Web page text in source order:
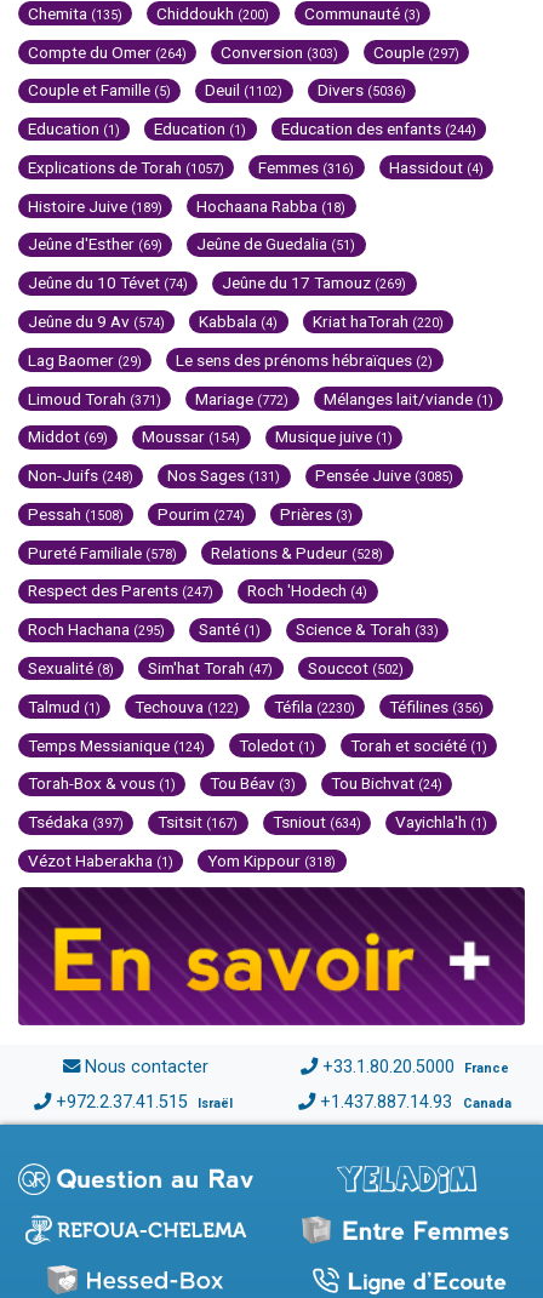
Chemita (135) Chiddoukh (200) Communauté (3)
Compte du Omer (264) Conversion (303) Couple (297)
Couple et Famille (5) Deuil (1102) Divers (5036)
Education (1) Education (1) Education des enfants (244)
Explications de Torah (1057) Femmes (316) Hassidout (4)
Histoire Juive (189) Hochaana Rabba (18)
Jeûne d'Esther (69) Jeûne de Guedalia (51)
Jeûne du 10 Tévet (74) Jeûne du 17 Tamouz (269)
Jeûne du 9 Av (574) Kabbala (4) Kriat haTorah (220)
Lag Baomer (29) Le sens des prénoms hébraïques (2)
Limoud Torah (371) Mariage (772) Mélanges lait/viande (1)
Middot (69) Moussar (154) Musique juive (1)
Non-Juifs (248) Nos Sages (131) Pensée Juive (3085)
Pessah (1508) Pourim (274) Prières (3)
Pureté Familiale (578) Relations & Pudeur (528)
Respect des Parents (247) Roch 'Hodech (4)
Roch Hachana (295) Santé (1) Science & Torah (33)
Sexualité (8) Sim'hat Torah (47) Souccot (502)
Talmud (1) Techouva (122) Téfila (2230) Téfilines (356)
Temps Messianique (124) Toledot (1) Torah et société (1)
Torah-Box & vous (1) Tou Béav (3) Tou Bichvat (24)
Tsédaka (397) Tsitsit (167) Tsniout (634) Vayichla'h (1)
Vézot Haberakha (1) Yom Kippour (318)
Nous contacter +33.1.80.20.5000 France
+972.2.37.41.515 Israël +1.437.887.14.93 Canada